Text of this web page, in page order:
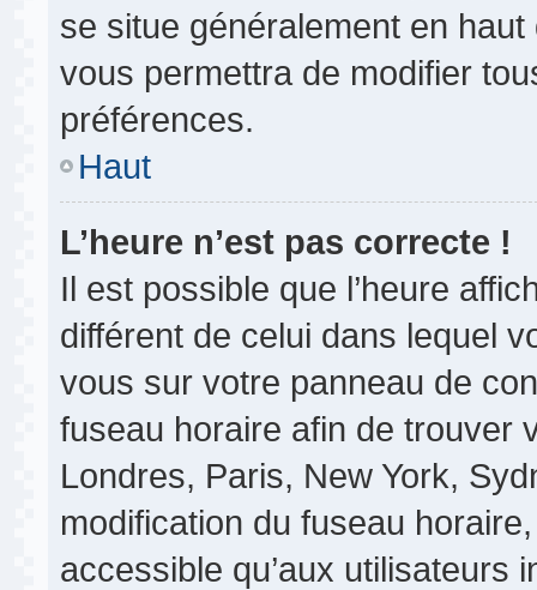
se situe généralement en
vous permettra de modifier
préférences.
Haut
L’heure n’est pas correcte !
Il est possible que l’heure
différent de celui dans lequel
vous sur votre panneau de
fuseau horaire afin de trouver
Londres, Paris, New York,
modification du fuseau
accessible qu’aux utilisateurs